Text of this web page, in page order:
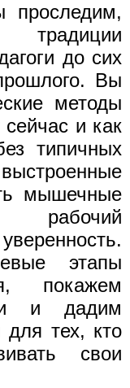
проследим,
традиции
до сих
Вы
методы
и как
типичных
мышечные
рабочий
этапы
покажем
и дадим
для тех, кто
свои